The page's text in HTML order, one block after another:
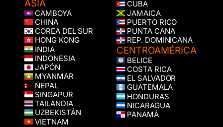
ASIA
CAMBOYA
CHINA
COREA DEL SUR
HONG KONG
INDIA
INDONESIA
JAPÓN
MYANMAR
NEPAL
SINGAPUR
TAILANDIA
UZBEKISTÁN
VIETNAM
CUBA
JAMAICA
PUERTO RICO
PUNTA CANA
REP. DOMINICANA
CENTROAMÉRICA
BELICE
COSTA RICA
EL SALVADOR
GUATEMALA
HONDURAS
NICARAGUA
PANAMÁ